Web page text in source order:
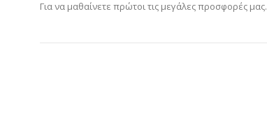
Για να μαθαίνετε πρώτοι τις μεγάλες προσφορές μας.